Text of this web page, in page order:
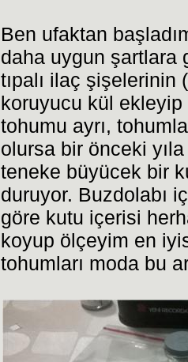
Ben ufaktan
daha uygun şartlara
tıpalı ilaç şişelerinin
koruyucu kül ekleyip
tohumu ayrı,
olursa bir önceki
teneke büyücek bir
duruyor. Buzdolabı
göre kutu içerisi
koyup ölçeyim en
tohumları moda bu